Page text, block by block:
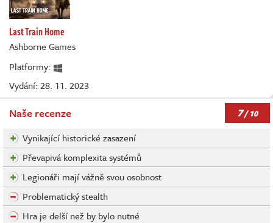
Last Train Home
Ashborne Games
Platformy:
Vydání: 28. 11. 2023
Naše recenze 7/ 10
Vynikající historické zasazení
Převapivá komplexita systémů
Legionáři mají vážně svou osobnost
Problematický stealth
Hra je delší než by bylo nutné